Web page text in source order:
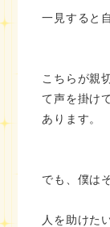
一見すると
こちらが親
て声を掛け
あります。
でも、僕は
人を助けた